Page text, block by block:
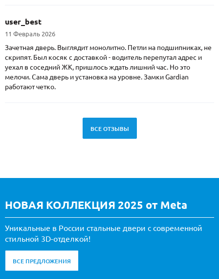
user_best
11 Февраль 2026
Зачетная дверь. Выглядит монолитно. Петли на подшипниках, не
скрипят. Был косяк с доставкой - водитель перепутал адрес и
уехал в соседний ЖК, пришлось ждать лишний час. Но это
мелочи. Сама дверь и установка на уровне. Замки Gardian
работают четко.
ВСЕ ОТЗЫВЫ
НОВАЯ КОЛЛЕКЦИЯ 2025 от Meta
Уникальные в России стальные двери с современной
стильной 3D-отделкой!
ВСЕ ПРЕДЛОЖЕНИЯ